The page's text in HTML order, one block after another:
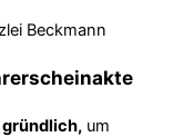
gründlich, um